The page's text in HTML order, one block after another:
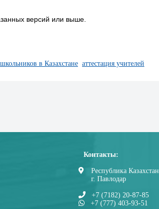
версий или выше.
в Казахстане аттестация учителей
Контакты:
Республика Казахстан
г. Павлодар
+7 (7182) 20-87-85
+7 (777) 403-93-51